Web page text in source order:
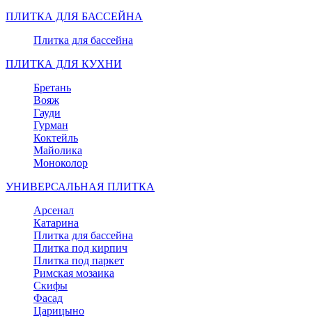
ПЛИТКА ДЛЯ БАССЕЙНА
Плитка для бассейна
ПЛИТКА ДЛЯ КУХНИ
Бретань
Вояж
Гауди
Гурман
Коктейль
Майолика
Моноколор
УНИВЕРСАЛЬНАЯ ПЛИТКА
Арсенал
Катарина
Плитка для бассейна
Плитка под кирпич
Плитка под паркет
Римская мозаика
Скифы
Фасад
Царицыно